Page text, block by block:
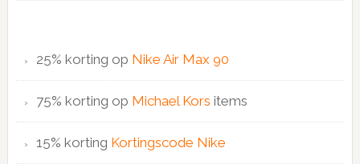
25% korting op Nike Air Max 90
75% korting op Michael Kors items
15% korting Kortingscode Nike